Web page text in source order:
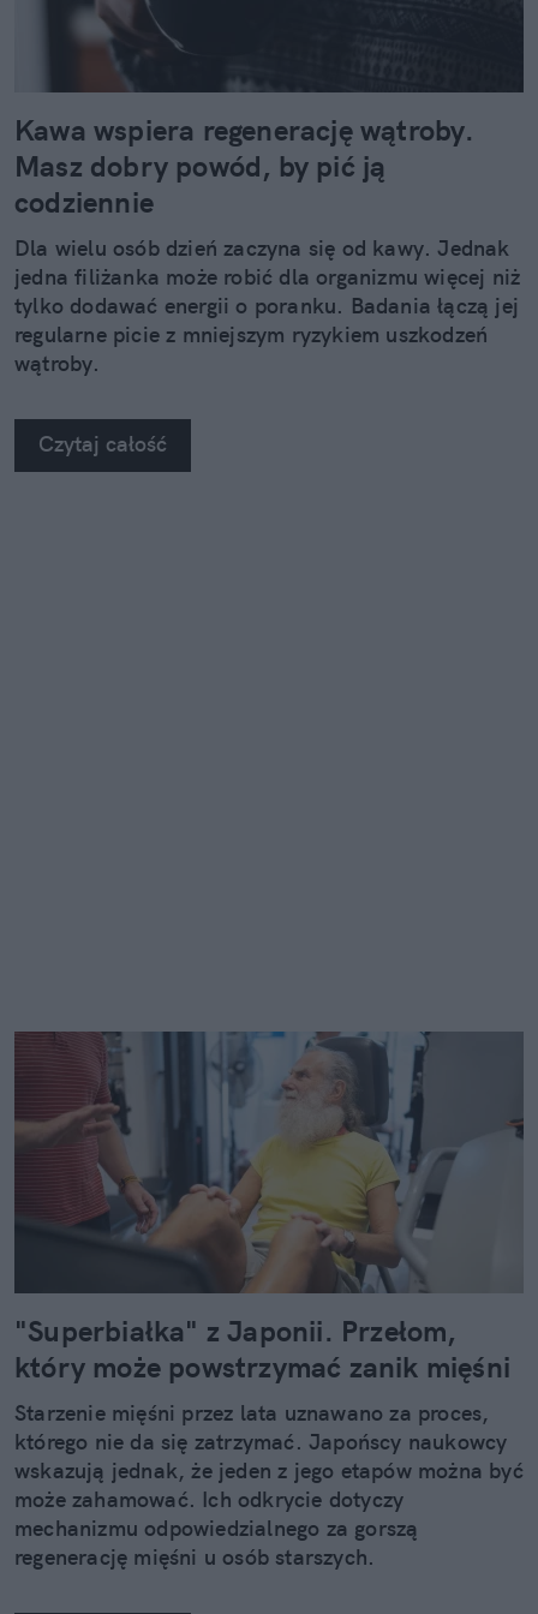
Kawa wspiera regenerację wątroby.
Masz dobry powód, by pić ją
codziennie
Dla wielu osób dzień zaczyna się od kawy. Jednak
jedna filiżanka może robić dla organizmu więcej niż
tylko dodawać energii o poranku. Badania łączą jej
regularne picie z mniejszym ryzykiem uszkodzeń
wątroby.
Czytaj całość
"Superbiałka" z Japonii. Przełom,
który może powstrzymać zanik mięśni
Starzenie mięśni przez lata uznawano za proces,
którego nie da się zatrzymać. Japońscy naukowcy
wskazują jednak, że jeden z jego etapów można być
może zahamować. Ich odkrycie dotyczy
mechanizmu odpowiedzialnego za gorszą
regenerację mięśni u osób starszych.